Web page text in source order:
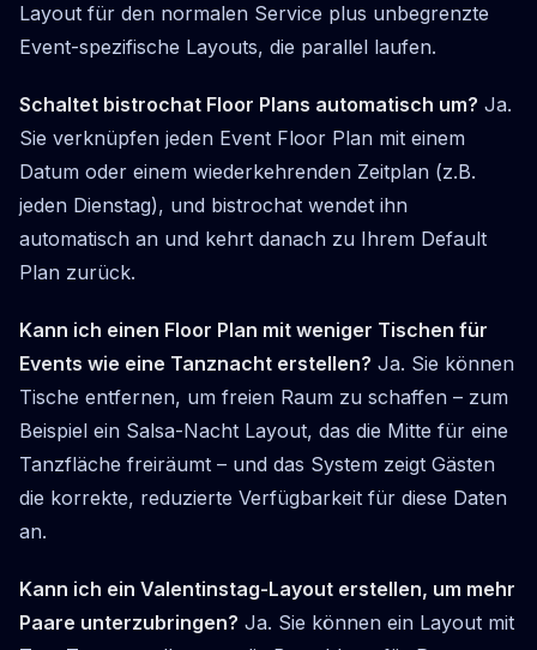
Layout für den normalen Service plus unbegrenzte
Event-spezifische Layouts, die parallel laufen.
Schaltet bistrochat Floor Plans automatisch um? Ja.
Sie verknüpfen jeden Event Floor Plan mit einem
Datum oder einem wiederkehrenden Zeitplan (z.B.
jeden Dienstag), und bistrochat wendet ihn
automatisch an und kehrt danach zu Ihrem Default
Plan zurück.
Kann ich einen Floor Plan mit weniger Tischen für
Events wie eine Tanznacht erstellen? Ja. Sie können
Tische entfernen, um freien Raum zu schaffen – zum
Beispiel ein Salsa-Nacht Layout, das die Mitte für eine
Tanzfläche freiräumt – und das System zeigt Gästen
die korrekte, reduzierte Verfügbarkeit für diese Daten
an.
Kann ich ein Valentinstag-Layout erstellen, um mehr
Paare unterzubringen? Ja. Sie können ein Layout mit